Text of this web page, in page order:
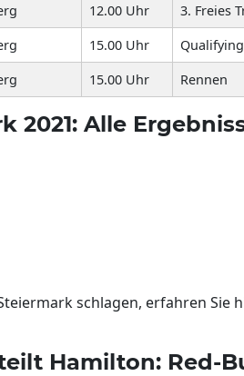
12.00 Uhr
3. Freies
15.00 Uhr
Qualifying
15.00 Uhr Rennen
2021: Alle
schlagen, erfahren Sie
Hamilton: Red-